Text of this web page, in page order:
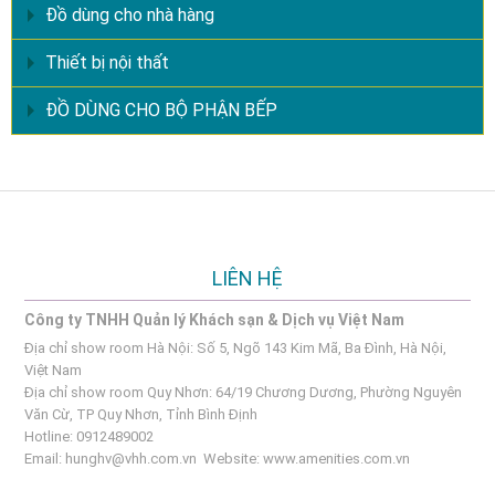
Đồ dùng cho nhà hàng
Thiết bị nội thất
ĐỒ DÙNG CHO BỘ PHẬN BẾP
LIÊN HỆ
Công ty TNHH Quản lý Khách sạn & Dịch vụ Việt Nam
Địa chỉ show room Hà Nội: Số 5, Ngõ 143 Kim Mã, Ba Đình, Hà Nội,
Việt Nam
Địa chỉ show room Quy Nhơn: 64/19 Chương Dương, Phường Nguyên
Văn Cừ, TP Quy Nhơn, Tỉnh Bình Định
Hotline: 0912489002
Email: hunghv@vhh.com.vn Website:www.amenities.com.vn